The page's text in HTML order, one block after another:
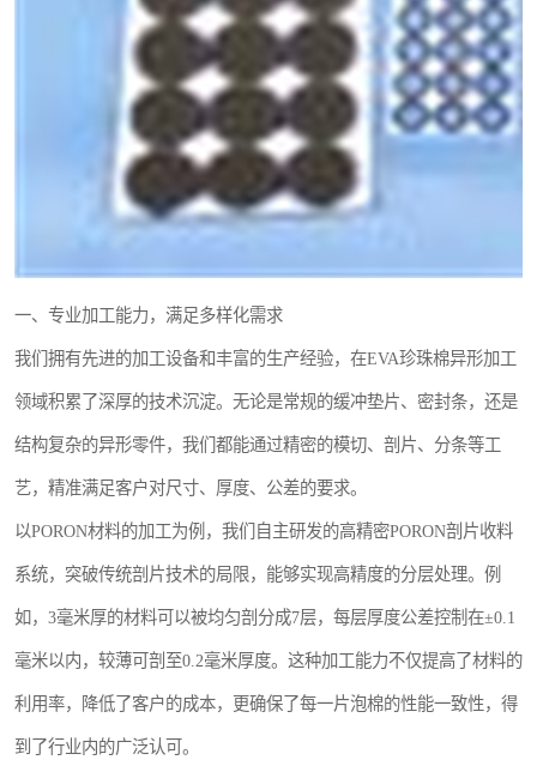
一、专业加工能力，满足多样化需求
我们拥有先进的加工设备和丰富的生产经验，在EVA珍珠棉异形加工
领域积累了深厚的技术沉淀。无论是常规的缓冲垫片、密封条，还是
结构复杂的异形零件，我们都能通过精密的模切、剖片、分条等工
艺，精准满足客户对尺寸、厚度、公差的要求。
以PORON材料的加工为例，我们自主研发的高精密PORON剖片收料
系统，突破传统剖片技术的局限，能够实现高精度的分层处理。例
如，3毫米厚的材料可以被均匀剖分成7层，每层厚度公差控制在±0.1
毫米以内，较薄可剖至0.2毫米厚度。这种加工能力不仅提高了材料的
利用率，降低了客户的成本，更确保了每一片泡棉的性能一致性，得
到了行业内的广泛认可。